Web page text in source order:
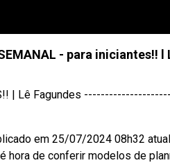
- para iniciantes!! l
| Lê Fagundes
em 25/07/2024 08h32
hora de conferir modelos de